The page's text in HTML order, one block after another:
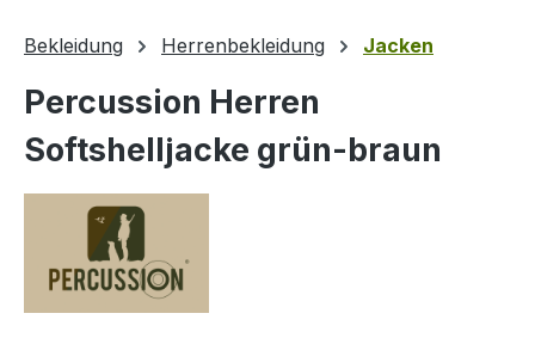
Bekleidung Herrenbekleidung Jacken
Percussion Herren
Softshelljacke grün-braun